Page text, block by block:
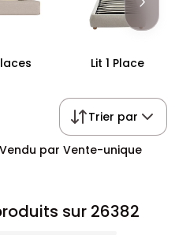
Lit 1 Place
Trier par
Vendu par Vente-unique
sur 26382